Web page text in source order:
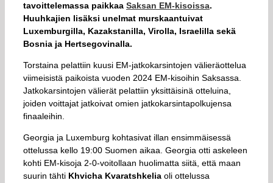
tavoittelemassa paikkaa Saksan EM-kisoissa.
Huuhkajien lisäksi unelmat murskaantuivat
Luxemburgilla, Kazakstanilla, Virolla, Israelilla sekä
Bosnia ja Hertsegovinalla.
Torstaina pelattiin kuusi EM-jatkokarsintojen välieräottelua
viimeisistä paikoista vuoden 2024 EM-kisoihin Saksassa.
Jatkokarsintojen välierät pelattiin yksittäisinä otteluina,
joiden voittajat jatkoivat omien jatkokarsintapolkujensa
finaaleihin.
Georgia ja Luxemburg kohtasivat illan ensimmäisessä
ottelussa kello 19:00 Suomen aikaa. Georgia otti askeleen
kohti EM-kisoja 2-0-voitollaan huolimatta siitä, että maan
suurin tähti Khvicha Kvaratshkelia oli ottelussa